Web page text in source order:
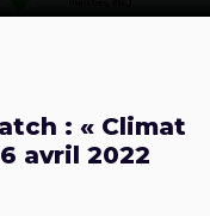
: « Climat
avril 2022